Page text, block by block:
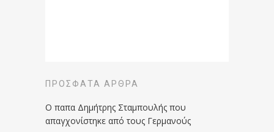
ΠΡΌΣΦΑΤΑ ΆΡΘΡΑ
Ο παπα Δημήτρης Σταμπουλής που
απαγχονίστηκε από τους Γερμανούς